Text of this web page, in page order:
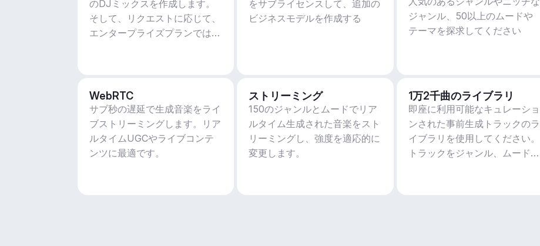
のDJミックスを作成します。
そして、リクエストに応じて、
エンタープライズプランではさ
をサブライセンスして、追加の
ビジネスモデルを作成する
ジャンル、50以上のムードや
テーマを探求してください
WebRTC
サブ秒の遅延で生成音楽をライ
ブストリーミングします。リア
ルタイムUGCやライブコンテ
ンツに最適です。
ストリーミング
150のジャンルとムードでリア
ルタイム生成された音楽をスト
リーミングし、強度を適応的に
変更します。
1万2千曲のライブラリ
即座に利用可能なキュレーショ
ンされた事前生成トラックのラ
イブラリを使用してください。
トラックをジャンル、ムード、